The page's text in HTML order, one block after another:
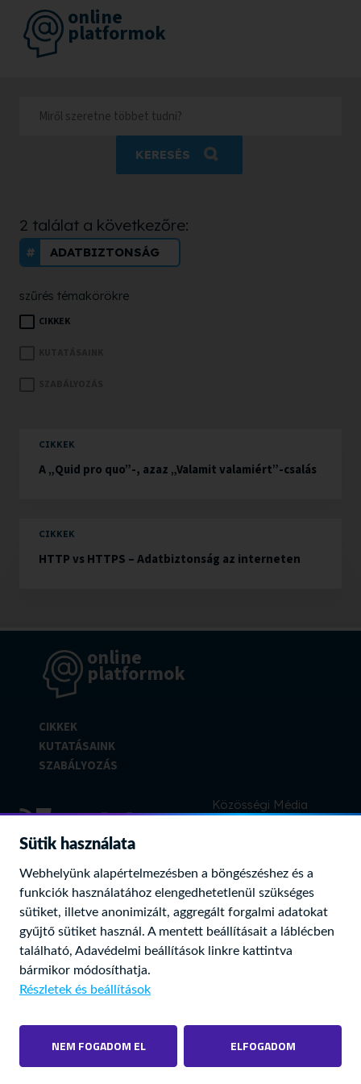
online
platformok
KERESÉS
2 találat a következőre:
ADATBIZTONSÁG
szűrés témakörökre
CIKKEK
CIKKEK
A „Quid pro quo”-, azaz „Valamit valamiért”-csalás
CIKKEK
HTTP vs HTTPS – Adatbiztonság az interneten
online
platformok
online
platformok
CIKKEK
KUTATÁSAINK
SZABÁLYOZÁS
Kapcsolat
1015 Budapest, Ostrom u. 23-25.
Levélcím: 1525. Pf. 75
Telefon: (06 1) 457 7100
Fax: (06 1) 356 5520
Közösségi Média
LINKEDIN
SPOTIFY
© 2022 NMHH Minden jog fenntartva |
Adatvédelmi beállítások| Tárhelyszolgáltató:NMHH
Sütik használata
Webhelyünk alapértelmezésben a böngészéshez és a
funkciók használatához elengedhetetlenül szükséges
sütiket, illetve anonimizált, aggregált forgalmi adatokat
gyűjtő sütiket használ. A mentett beállításait a láblécben
található, Adavédelmi beállítások linkre kattintva
bármikor módosíthatja.
Részletek és beállítások
NEM FOGADOM EL ELFOGADOM